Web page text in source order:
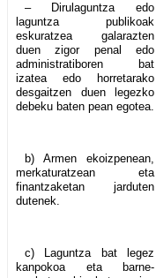
– Dirulaguntza edo
laguntza publikoak
eskuratzea galarazten
duen zigor penal edo
administratiboren bat
izatea edo horretarako
desgaitzen duen legezko
debeku baten pean egotea.
b) Armen ekoizpenean,
merkaturatzean eta
finantzaketan jarduten
dutenek.
c) Laguntza bat legez
kanpokoa eta barne-